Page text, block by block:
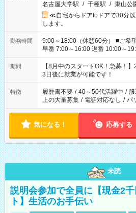
名古屋大学駅 / 千種駅 / 東山公
≪自宅からドアtoドアで30分
します。
勤務時間
9:00～18:00（休憩60分） ■ご希望があれば下記シフトもOK！
早番 7:00～16:00 遅番 10:00～19:00
と休みを合わせたい」 「余裕を
「できれば残業はしたくない」
ね。 ※Wワーク希望の方へ 今ご覧のお仕事で希望する勤務時間
と、もう1つのお仕事の勤務時間
合は応募できません。
期間
【8月中のスタートOK！急募！
3日後に就業が可能です！
特徴 履歴書不要 / 40～50代活躍中 /
上の大量募集 / 電話対応なし / パ
気になる！ 応募する
未読
説明会参加で全員に【現金2
ト】生活のお手伝い